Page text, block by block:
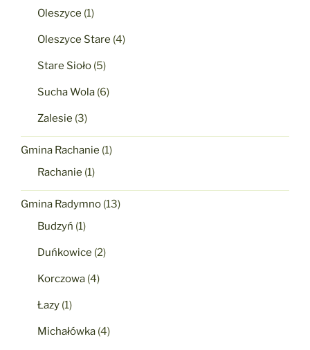
Oleszyce (1)
Oleszyce Stare (4)
Stare Sioło (5)
Sucha Wola (6)
Zalesie (3)
Gmina Rachanie (1)
Rachanie (1)
Gmina Radymno (13)
Budzyń (1)
Duńkowice (2)
Korczowa (4)
Łazy (1)
Michałówka (4)